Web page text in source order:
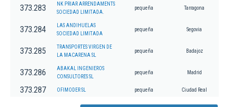
373.283
NK PRIAR ARRENDAMENTS
SOCIEDAD LIMITADA.
pequeña Tarragona
373.284
LAS ANDIHUELAS
SOCIEDAD LIMITADA
pequeña Segovia
373.285
TRANSPORTES VIRGEN DE
LA MACARENA SL
pequeña Badajoz
373.286
ABAKAL INGENIEROS
CONSULTORES SL
pequeña Madrid
373.287 OFIMODER SL pequeña Ciudad Real